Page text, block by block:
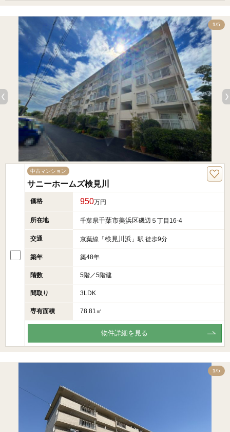
1/5
中古マンション
サニーホームズ検見川
価格 950万円
所在地 千葉県千葉市美浜区磯辺５丁目16-4
交通 京葉線「 検見川浜 」駅 徒歩9分
築年 築48年
階数 5階／5階建
間取り 3LDK
専有面積 78.81㎡
物件詳細を見る
1/5